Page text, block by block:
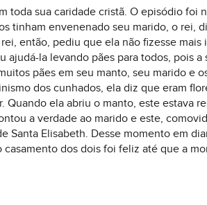
toda sua caridade cristã. O episódio foi
tinham envenenado seu marido, o rei,
então, pediu que ela não fizesse mais
la levando pães para todos, pois a
pães em seu manto, seu marido e
dos cunhados, ela diz que eram
ela abriu o manto, este estava
a verdade ao marido e este,
Santa Elisabeth. Desse momento em
dos dois foi feliz até que a